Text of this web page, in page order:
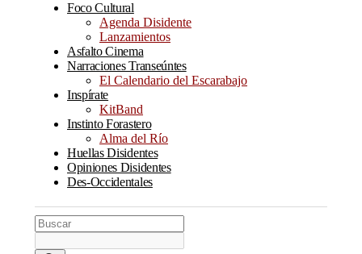
Foco Cultural
Agenda Disidente
Lanzamientos
Asfalto Cinema
Narraciones Transeúntes
El Calendario del Escarabajo
Inspírate
KitBand
Instinto Forastero
Alma del Río
Huellas Disidentes
Opiniones Disidentes
Des-Occidentales